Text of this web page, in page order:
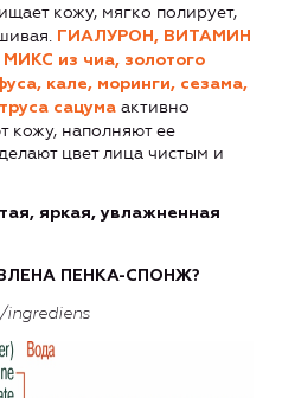
кожу, мягко полирует,
ГИАЛУРОН, ВИТАМИН
из чиа, золотого
кале, моринги, сезама,
сацума активно
кожу, наполняют ее
цвет лица чистым и
яркая, увлажненная
ПЕНКА-СПОНЖ?
ingrediens